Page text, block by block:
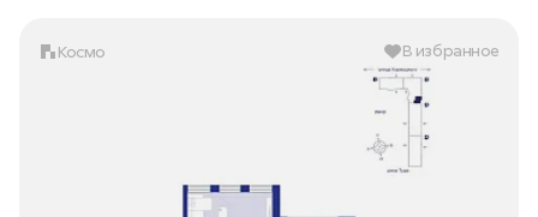
Космо В избранное